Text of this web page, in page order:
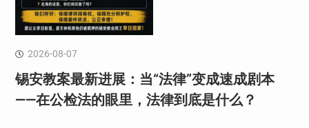
2026-08-07
锡安教案最新进展：当“法律”变成速成剧本
——在公检法的眼里，法律到底是什么？